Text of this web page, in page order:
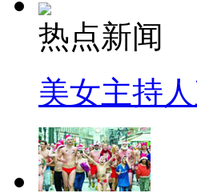
热点新闻
美女主持